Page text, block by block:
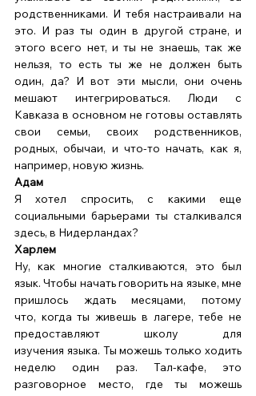
родственниками. И тебя настраивали на
это. И раз ты один в другой стране, и
этого всего нет, и ты не знаешь, так же
нельзя, то есть ты же не должен быть
один, да? И вот эти мысли, они очень
мешают интегрироваться. Люди с
Кавказа в основном не готовы оставлять
свои семьи, своих родственников,
родных, обычаи, и что-то начать, как я,
например, новую жизнь.
Адам
Я хотел спросить, с какими еще
социальными барьерами ты сталкивался
здесь, в Нидерландах?
Харлем
Ну, как многие сталкиваются, это был
язык. Чтобы начать говорить на языке, мне
пришлось ждать месяцами, потому
что, когда ты живешь в лагере, тебе не
предоставляют школу для
изучения языка. Ты можешь только ходить
неделю один раз. Тал-кафе, это
разговорное место, где ты можешь